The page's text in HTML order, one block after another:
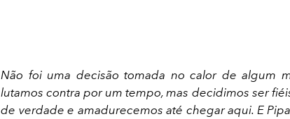
Não foi uma decisão tomada no calor de algum
lutamos contra por um tempo, mas decidimos ser
de verdade e amadurecemos até chegar aqui. E